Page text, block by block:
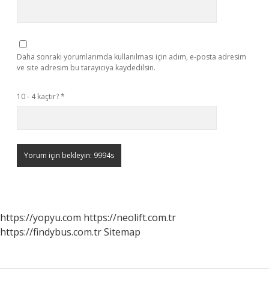
Daha sonraki yorumlarımda kullanılması için adım, e-posta adresim
ve site adresim bu tarayıcıya kaydedilsin.
10 - 4 kaçtır?*
https://yopyu.com https://neolift.com.tr
https://findybus.com.trSitemap